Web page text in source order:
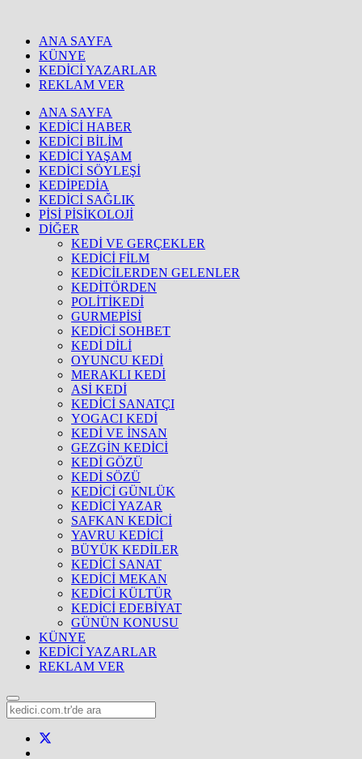
ANA SAYFA
KÜNYE
KEDİCİ YAZARLAR
REKLAM VER
ANA SAYFA
KEDİCİ HABER
KEDİCİ BİLİM
KEDİCİ YAŞAM
KEDİCİ SÖYLEŞİ
KEDİPEDİA
KEDİCİ SAĞLIK
PİSİ PİSİKOLOJİ
DİĞER
KEDİ VE GERÇEKLER
KEDİCİ FİLM
KEDİCİLERDEN GELENLER
KEDİTÖRDEN
POLİTİKEDİ
GURMEPİSİ
KEDİCİ SOHBET
KEDİ DİLİ
OYUNCU KEDİ
MERAKLI KEDİ
ASİ KEDİ
KEDİCİ SANATÇI
YOGACI KEDİ
KEDİ VE İNSAN
GEZGİN KEDİCİ
KEDİ GÖZÜ
KEDİ SÖZÜ
KEDİCİ GÜNLÜK
KEDİCİ YAZAR
SAFKAN KEDİCİ
YAVRU KEDİCİ
BÜYÜK KEDİLER
KEDİCİ SANAT
KEDİCİ MEKAN
KEDİCİ KÜLTÜR
KEDİCİ EDEBİYAT
GÜNÜN KONUSU
KÜNYE
KEDİCİ YAZARLAR
REKLAM VER